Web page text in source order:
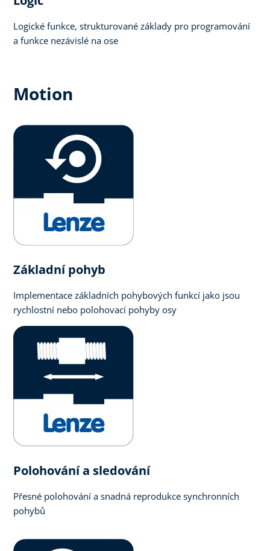
Logické funkce, strukturované základy pro programování
a funkce nezávislé na ose
Motion
Základní pohyb
Implementace základních pohybových funkcí jako jsou
rychlostní nebo polohovací pohyby osy
Polohování a sledování
Přesné polohování a snadná reprodukce synchronních
pohybů